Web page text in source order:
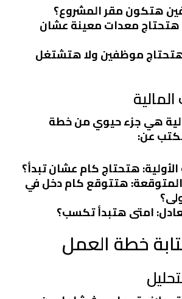
هتكون مقر المشروع؟
هتحتاج معدات معينة عشان
موظفين ولا هتشتغل
هي جزء حيوي من خطة
عن:
: هتحتاج كام عشان تبدأ؟
المتوقعة: هتتوقع كام دخل في
: امتى هتبدأ تكسب؟
خطة العمل